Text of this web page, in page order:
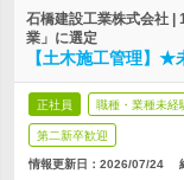
石橋建設工業株式会社 |
業」に選定
【土木施工管理】
正社員 職種・業種未経
第二新卒歓迎
情報更新日：2026/07/24